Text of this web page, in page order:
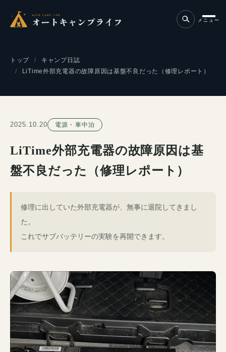
メニュー
トップ
キャンプ日誌
LiTime外部充電器の故障原因は基盤不良だった（修理レポート）
2025.10.20 電源・車中泊
LiTime外部充電器の故障原因は基
盤不良だった（修理レポート）
修理に出していた外部充電器が、無事に退院してきまし
た。
これでサブバッテリーの実験を再開できます。